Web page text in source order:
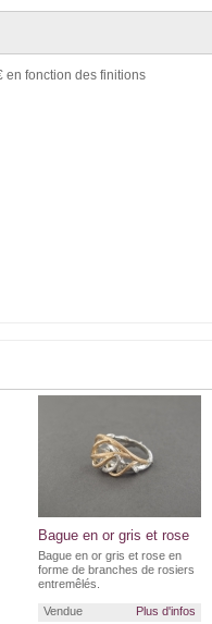
en fonction des finitions
Bague en or gris et rose
Bague en or gris et rose en
forme de branches de rosiers
entremêlés.
Vendue Plus d'infos